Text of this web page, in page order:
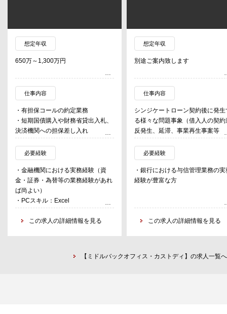
想定年収
650万～1,300万円
仕事内容
・有担保コールの約定業務
・短期国債購入や財務省貸出入札、
決済機関への担保差し入れ
・1線でのリスク管理
・運用業務強化に向けた対応
必要経験
・金融機関における実務経験（資
金・証券・為替等の業務経験があれ
ば尚よい）
・PCスキル：Excel
この求人の詳細情報を見る
想定年収
別途ご案内致します
仕事内容
シンジケートローン契約後に発生
る様々な問題事象（借入人の契約
反発生、延滞、事業再生事案等）
対して、シンジケートローン取引
正常化させて継続できるように参
金融機関の代理人（エージェント
として解決策の提案や諸調整を行
う業務
の見通しや当行の与信方針を把握
ダーメイド型の提案を行ない、エ
必要経験
・銀行における与信管理業務の実
経験が豊富な方
この求人の詳細情報を見る
【ミドルバックオフィス・カストディ】の求人一覧へ